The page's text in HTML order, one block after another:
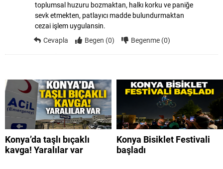
toplumsal huzuru bozmaktan, halkı korku ve paniğe
sevk etmekten, patlayıcı madde bulundurmaktan
cezai işlem uygulansin.
Cevapla
Begen (0) Begenme (0)
Konya’da taşlı bıçaklı
kavga! Yaralılar var
Konya Bisiklet Festivali
başladı